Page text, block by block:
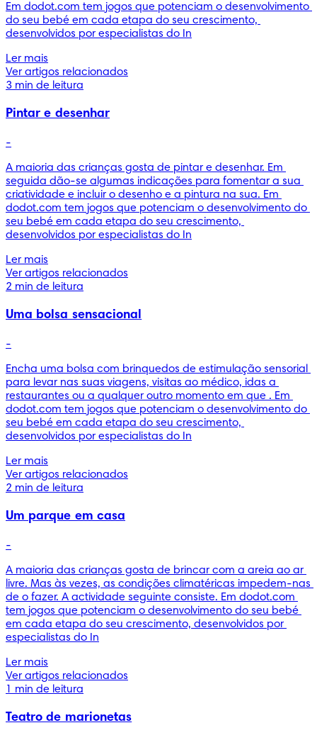
Em dodot.com tem jogos que potenciam o desenvolvimento
do seu bebé em cada etapa do seu crescimento,
desenvolvidos por especialistas do In
Ler mais
Ver artigos relacionados
3 min de leitura
Pintar e desenhar
-
A maioria das crianças gosta de pintar e desenhar. Em
seguida dão-se algumas indicações para fomentar a sua
criatividade e incluir o desenho e a pintura na sua. Em
dodot.com tem jogos que potenciam o desenvolvimento do
seu bebé em cada etapa do seu crescimento,
desenvolvidos por especialistas do In
Ler mais
Ver artigos relacionados
2 min de leitura
Uma bolsa sensacional
-
Encha uma bolsa com brinquedos de estimulação sensorial
para levar nas suas viagens, visitas ao médico, idas a
restaurantes ou a qualquer outro momento em que . Em
dodot.com tem jogos que potenciam o desenvolvimento do
seu bebé em cada etapa do seu crescimento,
desenvolvidos por especialistas do In
Ler mais
Ver artigos relacionados
2 min de leitura
Um parque em casa
-
A maioria das crianças gosta de brincar com a areia ao ar
livre. Mas às vezes, as condições climatéricas impedem-nas
de o fazer. A actividade seguinte consiste. Em dodot.com
tem jogos que potenciam o desenvolvimento do seu bebé
em cada etapa do seu crescimento, desenvolvidos por
especialistas do In
Ler mais
Ver artigos relacionados
1 min de leitura
Teatro de marionetas